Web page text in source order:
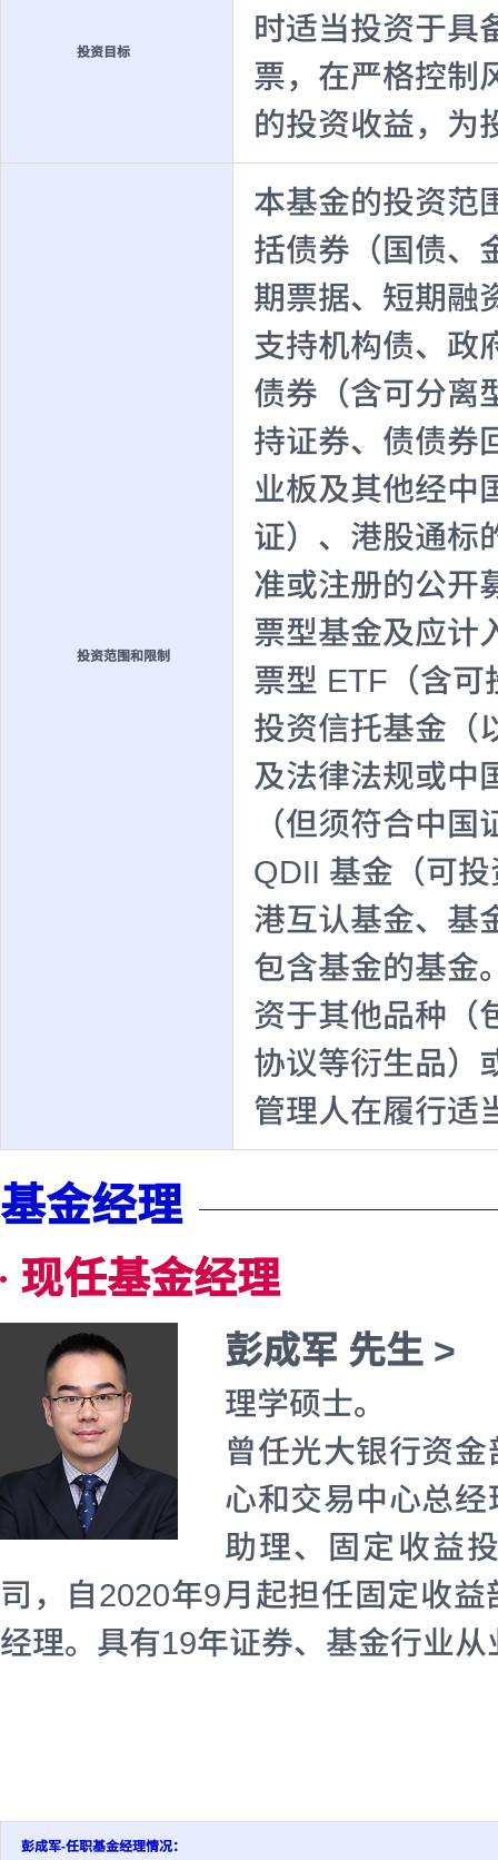
投资目标
时适当投资于具
票，在严格控制
的投资收益，为
投资范围和限制
本基金的投资范
括债券（国债、
期票据、短期融
支持机构债、政
债券（含可分离
持证券、债债券
业板及其他经中
证）、港股通标
准或注册的公开
票型基金及应计
票型 ETF（含可
投资信托基金（
及法律法规或中
（但须符合中
QDII 基金（可
港互认基金、基
包含基金的基金
资于其他品种（
协议等衍生品）
管理人在履行适
基金经理
现任基金经理
彭成军 先生 >
理学硕士。
曾任光大银行资
心和交易中心总
助理、固定收益
司，自2020年9月起担任固定收
经理。具有19年证券、基金行业从
彭成军-任职基金经理情况：